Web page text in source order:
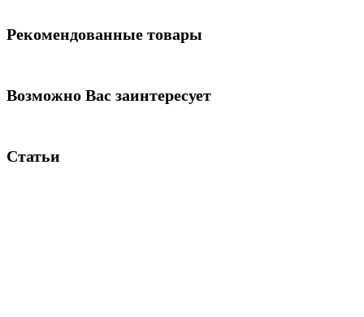
Рекомендованные товары
Возможно Вас заинтересует
Статьи